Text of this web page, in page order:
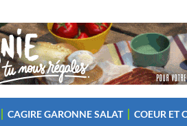
CAGIRE GARONNE SALAT COEUR ET